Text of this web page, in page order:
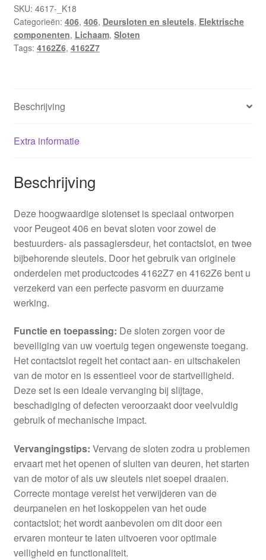
SKU: 4617-_K18
Categorieën: 406, 406, Deursloten en sleutels, Elektrische
componenten, Lichaam, Sloten
Tags: 4162Z6, 4162Z7
Beschrijving
Extra informatie
Beschrijving
Deze hoogwaardige slotenset is speciaal ontworpen
voor Peugeot 406 en bevat sloten voor zowel de
bestuurders- als passagiersdeur, het contactslot, en twee
bijbehorende sleutels. Door het gebruik van originele
onderdelen met productcodes 4162Z7 en 4162Z6 bent u
verzekerd van een perfecte pasvorm en duurzame
werking.
Functie en toepassing: De sloten zorgen voor de
beveiliging van uw voertuig tegen ongewenste toegang.
Het contactslot regelt het contact aan- en uitschakelen
van de motor en is essentieel voor de startveiligheid.
Deze set is een ideale vervanging bij slijtage,
beschadiging of defecten veroorzaakt door veelvuldig
gebruik of mechanische impact.
Vervangingstips: Vervang de sloten zodra u problemen
ervaart met het openen of sluiten van deuren, het starten
van de motor of als uw sleutels niet soepel draaien.
Correcte montage vereist het verwijderen van de
deurpanelen en het loskoppelen van het oude
contactslot; het wordt aanbevolen om dit door een
ervaren monteur te laten uitvoeren voor optimale
veiligheid en functionaliteit.